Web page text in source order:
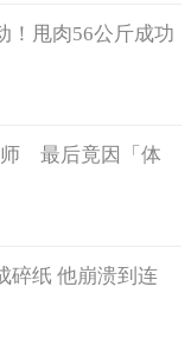
应，不过反复一起练
会握手，成就感满点
会左右转盯著球球
！甩肉56公斤成功
师 最后竟因「体
碎纸 他崩溃到连